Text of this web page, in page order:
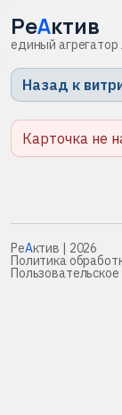
РеАктив
единый агрегатор
Назад к
Карточка не
РеАктив | 2026
Политика